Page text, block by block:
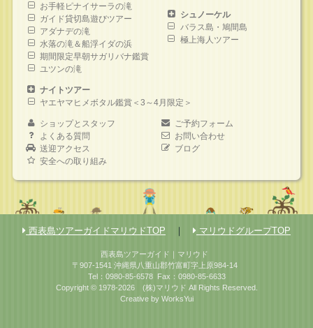
お手軽ピナイサーラの滝
ガイド貸切島遊びツアー
アダナデの滝
水落の滝＆船浮イダの浜
期間限定早朝サガリバナ鑑賞
ユツンの滝
シュノーケル
バラス島・鳩間島
極上海人ツアー
ナイトツアー
ヤエヤマヒメボタル鑑賞＜3～4月限定＞
ショップとスタッフ
よくある質問
送迎アクセス
安全への取り組み
ご予約フォーム
お問い合わせ
ブログ
西表島ツアーガイドマリウドTOP ｜ マリウドグループTOP
西表島ツアーガイド｜マリウド
〒907-1541 沖縄県八重山郡竹富町字上原984-14
Tel：0980-85-6578Fax：0980-85-6633
Copyright © 1978-2026 (株)マリウド All Rights Reserved.
Creative by WorksYui